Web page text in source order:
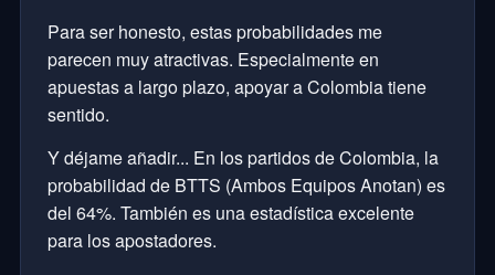
Para ser honesto, estas probabilidades me
parecen muy atractivas. Especialmente en
apuestas a largo plazo, apoyar a Colombia tiene
sentido.
Y déjame añadir... En los partidos de Colombia, la
probabilidad de BTTS (Ambos Equipos Anotan) es
del 64%. También es una estadística excelente
para los apostadores.